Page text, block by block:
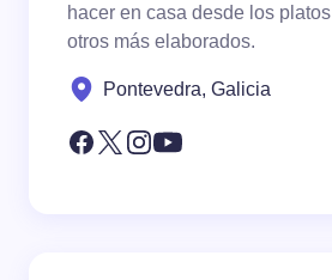
hacer en casa desde los
otros más elaborados.
Pontevedra, Galicia